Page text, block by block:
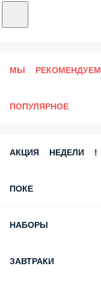
МЫ РЕКОМЕНДУЕМ
ПОПУЛЯРНОЕ
АКЦИЯ НЕДЕЛИ !
ПОКЕ
НАБОРЫ
ЗАВТРАКИ